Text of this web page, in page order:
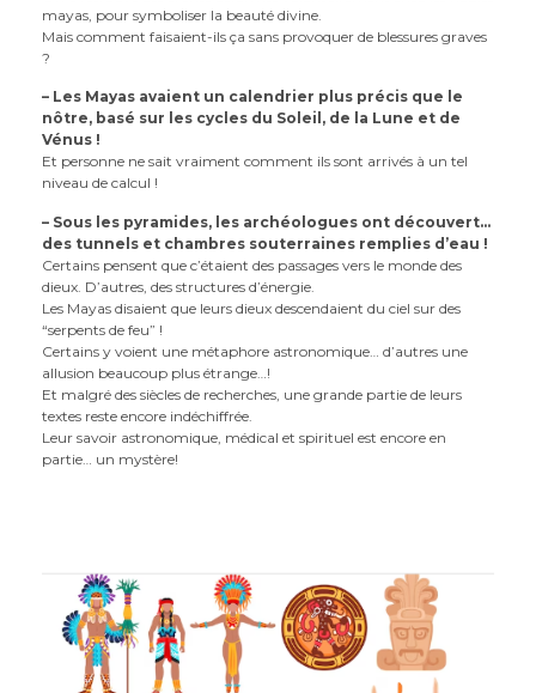
mayas, pour symboliser la beauté divine.
Mais comment faisaient-ils ça sans provoquer de blessures graves
?
– Les Mayas avaient un calendrier plus précis que le
nôtre, basé sur les cycles du Soleil, de la Lune et de
Vénus !
Et personne ne sait vraiment comment ils sont arrivés à un tel
niveau de calcul !
– Sous les pyramides, les archéologues ont découvert…
des tunnels et chambres souterraines remplies d’eau !
Certains pensent que c’étaient des passages vers le monde des
dieux. D’autres, des structures d’énergie.
Les Mayas disaient que leurs dieux descendaient du ciel sur des
“serpents de feu” !
Certains y voient une métaphore astronomique… d’autres une
allusion beaucoup plus étrange…!
Et malgré des siècles de recherches, une grande partie de leurs
textes reste encore indéchiffrée.
Leur savoir astronomique, médical et spirituel est encore en
partie… un mystère!